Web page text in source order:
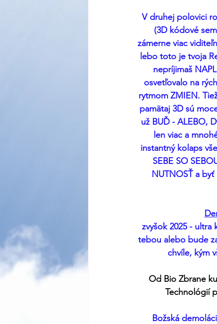
V druhej polovici
(3D kódové
zámerne viac
lebo toto je tvoja
nepríjimaš
osvetľovalo na
rytmom ZMIEN.
pamätaj 3D sú
už BUĎ - ALEBO,
len viac a
instantný kolaps
SEBE SO
NUTNOSŤ a
zvyšok 2025 - ultra
tebou alebo bude
chvíle, kým
Od Bio Zbrane
Technológií
Božská